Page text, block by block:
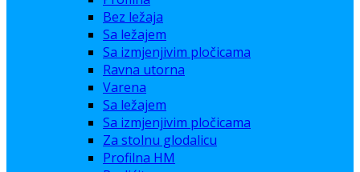
Bez ležaja
Sa ležajem
Sa izmjenjivim pločicama
Ravna utorna
Varena
Sa ležajem
Sa izmjenjivim pločicama
Za stolnu glodalicu
Profilna HM